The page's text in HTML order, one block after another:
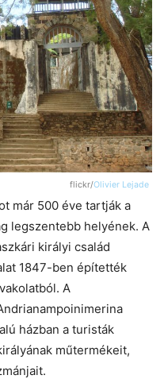
flickr/Olivier Lejade
már 500 éve tartják a
legszentebb helyének. A
királyi család
1847-ben építették
A
házban a turisták
műtermékeit,